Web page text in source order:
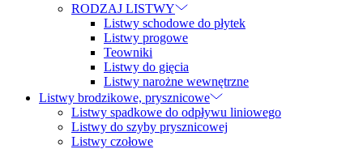
RODZAJ LISTWY
Listwy schodowe do płytek
Listwy progowe
Teowniki
Listwy do gięcia
Listwy narożne wewnętrzne
Listwy brodzikowe, prysznicowe
Listwy spadkowe do odpływu liniowego
Listwy do szyby prysznicowej
Listwy czołowe